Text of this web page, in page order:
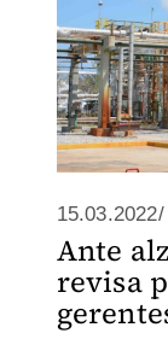
15.03.2022/
Ante
revisa